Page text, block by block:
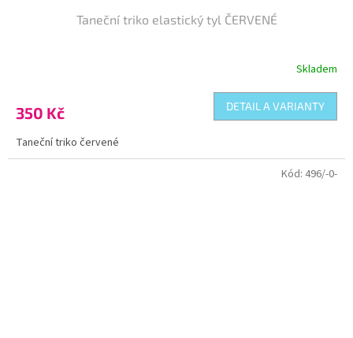
Taneční triko elastický tyl ČERVENÉ
Skladem
350 Kč DETAIL A VARIANTY
Taneční triko červené
Kód: 496/-0-